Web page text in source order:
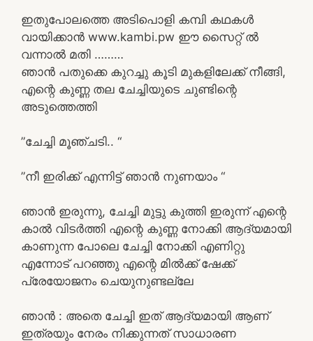
ഇതുപോലത്തെ അടിപൊളി കമ്പി കഥകൾ
വായിക്കാൻ www.kambi.pw ഈ സൈറ്റ് ൽ
വന്നാൽ മതി ………
ഞാൻ പതുക്കെ കുറച്ചു കൂടി മുകളിലേക്ക് നീങ്ങി,
എന്റെ കുണ്ണ തല ചേച്ചിയുടെ ചുണ്ടിന്റെ
അടുത്തെത്തി
”ചേച്ചി മൂഞ്ചടി.. “
”നീ ഇരിക്ക് എന്നിട്ട് ഞാൻ നുണയാം “
ഞാൻ ഇരുന്നു, ചേച്ചി മുട്ടു കുത്തി ഇരുന്ന് എന്റെ
കാൽ വിടർത്തി എന്റെ കുണ്ണ നോക്കി ആദ്യമായി
കാണുന്ന പോലെ ചേച്ചി നോക്കി എണിറ്റു
എന്നോട് പറഞ്ഞു എന്റെ മിൽക്ക് ഷേക്ക്
പ്രേയോജനം ചെയുനുണ്ടല്ലേ
ഞാൻ : അതെ ചേച്ചി ഇത് ആദ്യമായി ആണ്
ഇത്രയും നേരം നിക്കുന്നത് സാധാരണ